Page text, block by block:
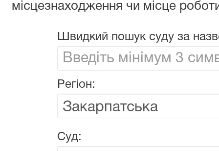
місцезнаходження чи місце
Швидкий пошук суду за
Регіон:
Суд: